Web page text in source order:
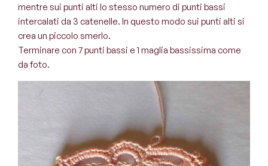
mentre sui punti alti lo stesso numero di punti bassi
intercalati da 3 catenelle. In questo modo sui punti alti si
crea un piccolo smerlo.
Terminare con 7 punti bassi e 1 maglia bassissima come
da foto.